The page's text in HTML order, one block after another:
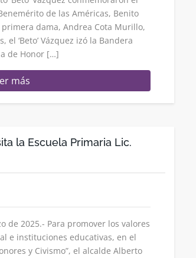
de las Américas, Benito
dama, Andrea Cota Murillo,
‘Beto’ Vázquez izó la Bandera
de Honor […]
más
la Escuela Primaria Lic.
de 2025.- Para promover los valores
e instituciones educativas, en el
y Civismo”, el alcalde Alberto